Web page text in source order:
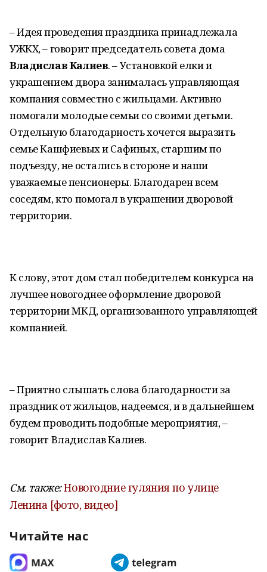
– Идея проведения праздника принадлежала
УЖКХ, – говорит председатель совета дома
Владислав Калиев. – Установкой елки и
украшением двора занималась управляющая
компания совместно с жильцами. Активно
помогали молодые семьи со своими детьми.
Отдельную благодарность хочется выразить
семье Кашфиевых и Сафиных, старшим по
подъезду, не остались в стороне и наши
уважаемые пенсионеры. Благодарен всем
соседям, кто помогал в украшении дворовой
территории.
К слову, этот дом стал победителем конкурса на
лучшее новогоднее оформление дворовой
территории МКД, организованного управляющей
компанией.
– Приятно слышать слова благодарности за
праздник от жильцов, надеемся, и в дальнейшем
будем проводить подобные мероприятия, –
говорит Владислав Калиев.
См. также:Новогодние гуляния по улице
Ленина [фото, видео]
Читайте нас